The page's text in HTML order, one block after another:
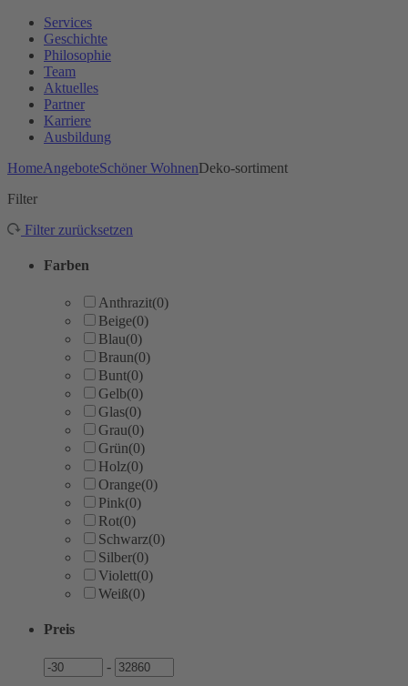
Services
Geschichte
Philosophie
Team
Aktuelles
Partner
Karriere
Ausbildung
HomeAngeboteSchöner WohnenDeko-sortiment
Filter
Filter zurücksetzen
Farben
Anthrazit(0)
Beige(0)
Blau(0)
Braun(0)
Bunt(0)
Gelb(0)
Glas(0)
Grau(0)
Grün(0)
Holz(0)
Orange(0)
Pink(0)
Rot(0)
Schwarz(0)
Silber(0)
Violett(0)
Weiß(0)
Preis
Preis - Preis